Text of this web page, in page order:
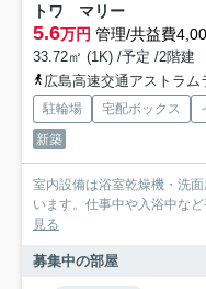
トワ マリー
5.6万円 管理/共益費
33.72㎡ (1K) /予定 /2階建
広島高速交通アストラ
駐輪場 宅配ボックス
新築
室内設備は浴室乾燥機・洗
います。仕事中や入浴中な
見る
募集中の部屋